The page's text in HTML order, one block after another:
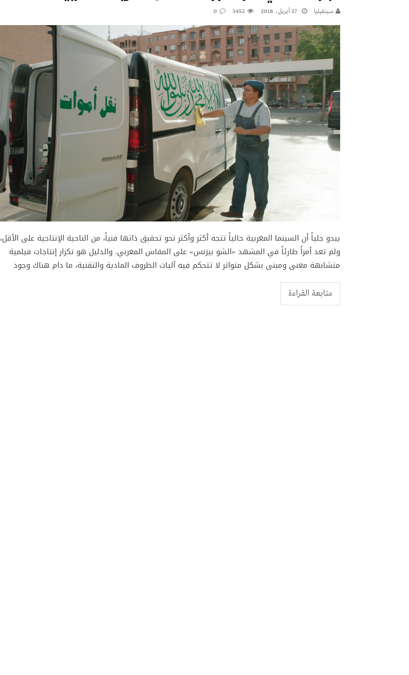
سينفيليا 27 أبريل، 2018 5452
0
يبدو جلياً أن السينما المغربية حالياً تتجه أكثر وأكثر نحو تحقيق ذاتها فنياً، من الناحية الإنتاجية على الأقل،
ولم تعد أمراً طارئاً في المشهد «الشو بيزنس» على المقاس المغربي. والدليل هو تكرار إنتاجات فيلمية
متشابهة معنى ومبنى بشكل متواتر لا تتحكم فيه آليات الظروف المادية والتقنية، ما دام هناك وجود
متابعة القراءة